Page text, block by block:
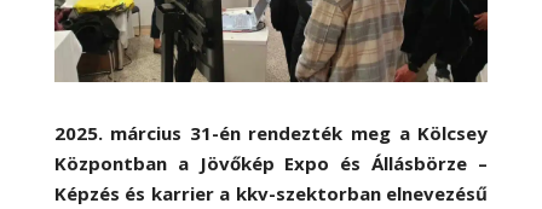
2025. március 31-én rendezték meg a Kölcsey
Központban a Jövőkép Expo és Állásbörze –
Képzés és karrier a kkv-szektorban elnevezésű